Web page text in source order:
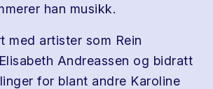
han musikk.
med artister som Rein
Andreassen og bidratt
for blant andre Karoline